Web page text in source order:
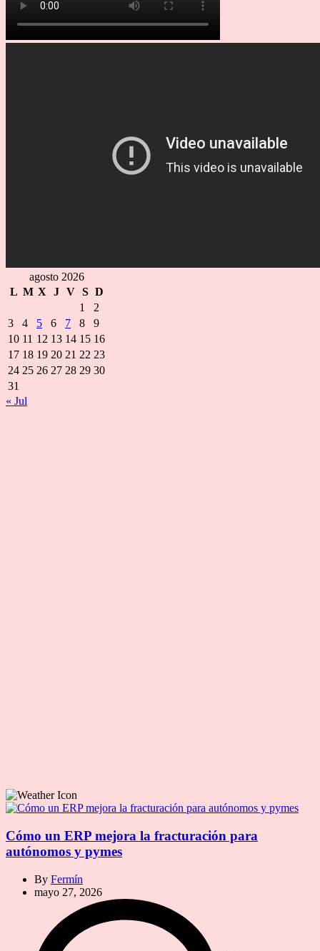
agosto 2026
L M X J V S D
1
2
3
4 5 6 7 8
9
10 11 12 13 14 15 16
17 18 19 20 21 22 23
24 25 26 27 28 29 30
31
« Jul
Cómo un ERP mejora la fracturación para
autónomos y pymes
By Fermín
mayo 27, 2026